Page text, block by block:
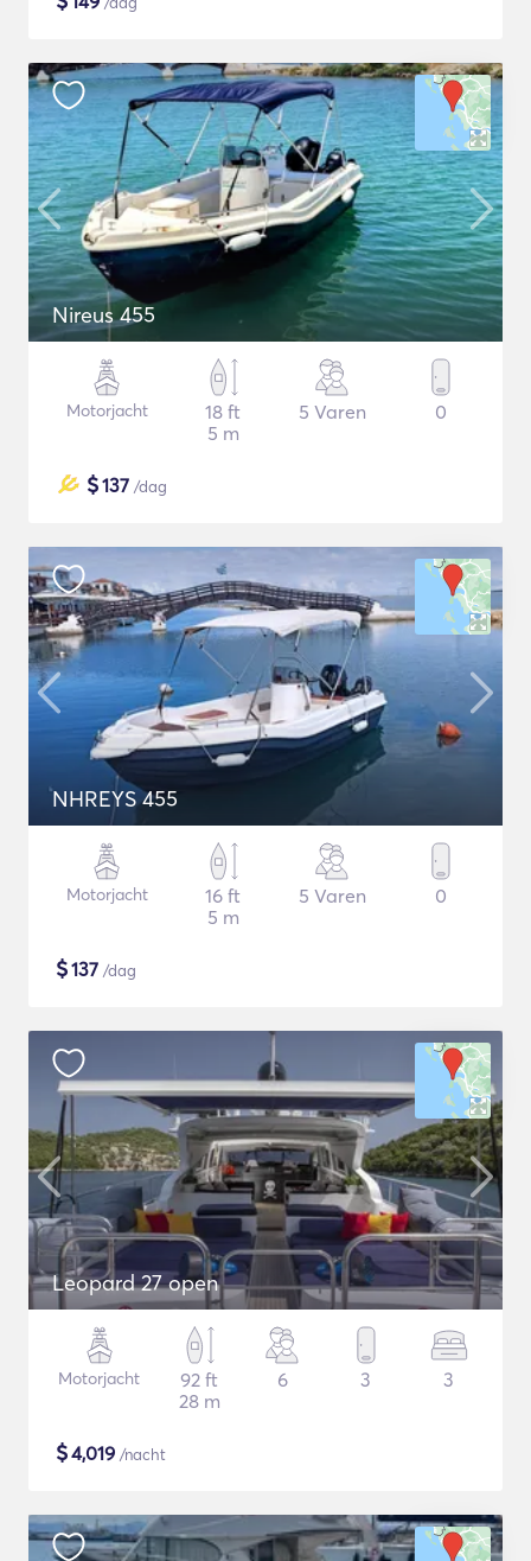
Nireus 455
Motorjacht
18 ft
5 m
5 Varen 0
$137 /dag
NHREYS 455
Motorjacht
16 ft
5 m
5 Varen 0
$137 /dag
Leopard 27 open
Motorjacht
92 ft
28 m
6 3 3
$4,019 /nacht